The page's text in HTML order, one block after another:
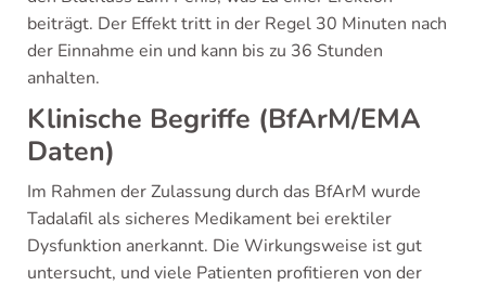
beiträgt. Der Effekt tritt in der Regel 30 Minuten nach
der Einnahme ein und kann bis zu 36 Stunden
anhalten.
Klinische Begriffe (BfArM/EMA
Daten)
Im Rahmen der Zulassung durch das BfArM wurde
Tadalafil als sicheres Medikament bei erektiler
Dysfunktion anerkannt. Die Wirkungsweise ist gut
untersucht, und viele Patienten profitieren von der